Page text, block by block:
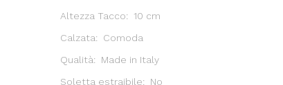
Altezza Tacco: 10 cm
Calzata: Comoda
Qualità: Made in Italy
Soletta estraibile: No